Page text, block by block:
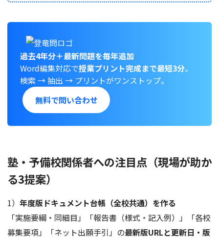
過去4年分＋最新問題を毎年追加
Word編集対応で授業プリント完成まで最短3分。
検索 → 抽出 → プリントがワンストップ。
無料で問い合わせ
塾・予備校関係者への注目点（現場が助か
る3提案）
1） 年度版ドキュメント台帳（全校共通）を作る
「実施要綱・同細目」「報告書（様式・記入例）」「各校
募集要項」「ネット出願手引」の最新版URLと更新日・版